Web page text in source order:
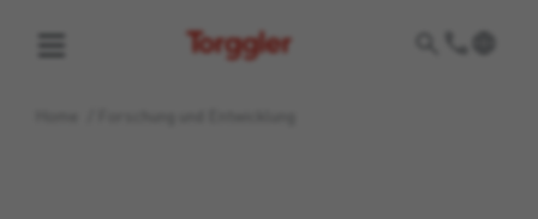
Torggler